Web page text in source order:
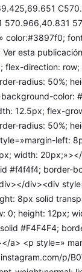
570.966,40.831
color:#3897f0;
Ver esta
flex-direction:
radius: 50%;
color:
12.5px; flex-
radius: 50%;
left:
width:
#f4f4f4; border-
div><div
8px solid
0; height: 12px;
#F4F4F4;
a> <p style=»
p/